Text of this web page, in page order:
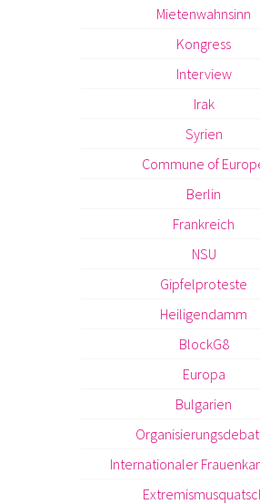
Mietenwahnsinn
Kongress
Interview
Irak
Syrien
Commune of
Berlin
Frankreich
NSU
Gipfelproteste
Heiligendamm
BlockG8
Europa
Bulgarien
Internationaler